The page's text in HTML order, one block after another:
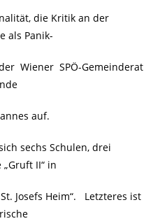
die Kritik an der
als Panik-
Wiener SPÖ-Gemeinderat
auf.
sechs Schulen, drei
II“ in
Josefs Heim“. Letzteres ist